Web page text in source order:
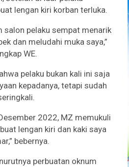
lengan kiri korban terluka.
salon pelaku sempat menarik
dan meludahi muka saya,”
WE.
pelaku bukan kali ini saja
kepadanya, tetapi sudah
2022, MZ memukuli
lengan kiri dan kaki saya
bebernya.
perbuatan oknum